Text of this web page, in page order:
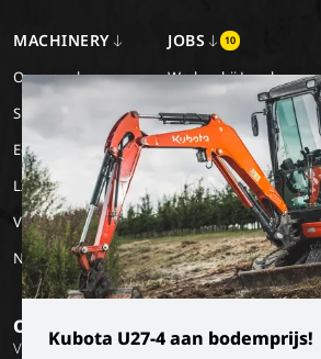
Kubota U27-4 aan bodemprijs!
MACHINERY
Onze merken
Special Applications
Eco Applications
LX Used Equipment
Verhuurpartners
New old stock
JOBS 10
Werken bij Luyckx
Stage/vakantiejob
Op de hoogte blijven?
Volg onze socials